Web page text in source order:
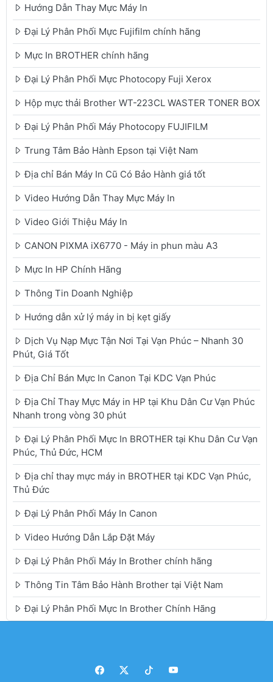
Hướng Dẫn Thay Mực Máy In
Đại Lý Phân Phối Mực Fujifilm chính hãng
Mực In BROTHER chính hãng
Đại Lý Phân Phối Mực Photocopy Fuji Xerox
Hộp mực thải Brother WT-223CL WASTER TONER BOX
Đại Lý Phân Phối Máy Photocopy FUJIFILM
Trung Tâm Bảo Hành Epson tại Việt Nam
Địa chỉ Bán Máy In Cũ Có Bảo Hành giá tốt
Video Hướng Dẫn Thay Mực Máy In
Video Giới Thiệu Máy In
CANON PIXMA iX6770 - Máy in phun màu A3
Mực In HP Chính Hãng
Thông Tin Doanh Nghiệp
Hướng dẫn xử lý máy in bị kẹt giấy
Dịch Vụ Nạp Mực Tận Nơi Tại Vạn Phúc – Nhanh 30
Phút, Giá Tốt
Địa Chỉ Bán Mực In Canon Tại KDC Vạn Phúc
Địa Chỉ Thay Mực Máy in HP tại Khu Dân Cư Vạn Phúc
Nhanh trong vòng 30 phút
Đại Lý Phân Phối Mực In BROTHER tại Khu Dân Cư Vạn
Phúc, Thủ Đức, HCM
Địa chỉ thay mực máy in BROTHER tại KDC Vạn Phúc,
Thủ Đức
Đại Lý Phân Phối Máy In Canon
Video Hướng Dẫn Lắp Đặt Máy
Đại Lý Phân Phối Máy In Brother chính hãng
Thông Tin Tâm Bảo Hành Brother tại Việt Nam
Đại Lý Phân Phối Mực In Brother Chính Hãng